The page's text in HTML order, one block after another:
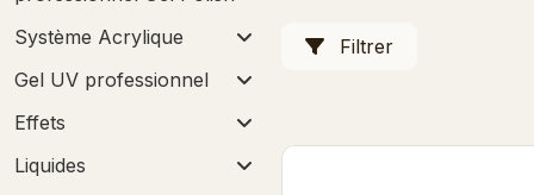
Filtrer
Système Acrylique
Gel UV professionnel
Effets
Liquides